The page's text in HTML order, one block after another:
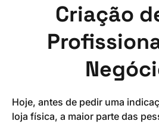
Criação
Hoje, antes de pedir uma
loja física, a maior parte das